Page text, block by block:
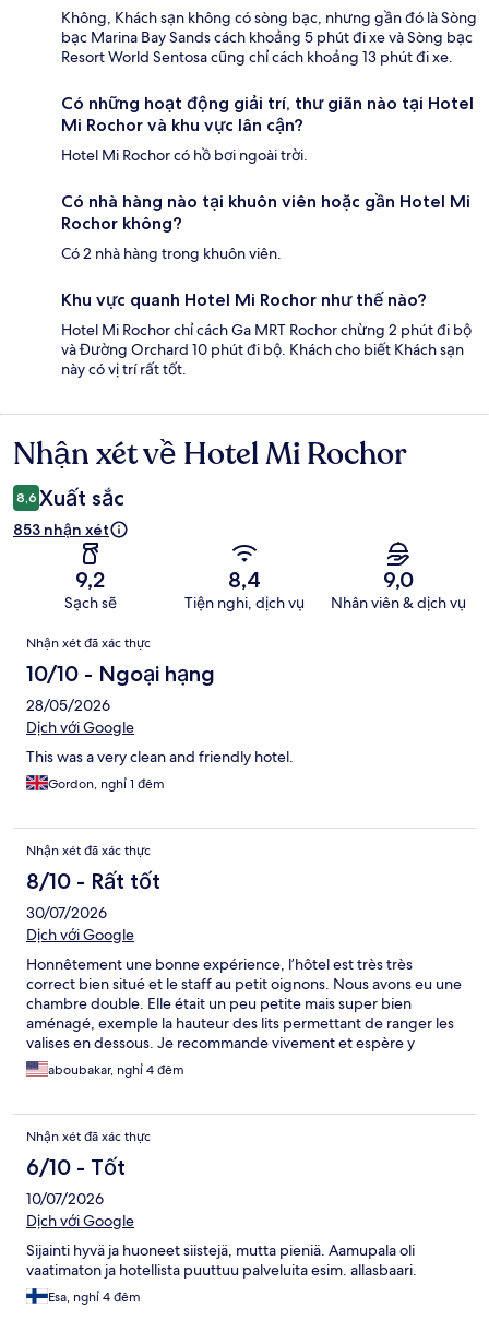
Không, Khách sạn không có sòng bạc, nhưng gần đó là Sòng
bạc Marina Bay Sands cách khoảng 5 phút đi xe và Sòng bạc
Resort World Sentosa cũng chỉ cách khoảng 13 phút đi xe.
Có những hoạt động giải trí, thư giãn nào tại Hotel
Mi Rochor và khu vực lân cận?
Hotel Mi Rochor có hồ bơi ngoài trời.
Có nhà hàng nào tại khuôn viên hoặc gần Hotel Mi
Rochor không?
Có 2 nhà hàng trong khuôn viên.
Khu vực quanh Hotel Mi Rochor như thế nào?
Hotel Mi Rochor chỉ cách Ga MRT Rochor chừng 2 phút đi bộ
và Đường Orchard 10 phút đi bộ. Khách cho biết Khách sạn
này có vị trí rất tốt.
Nhận
xét
Nhận xét về Hotel Mi Rochor
8,6 Xuất sắc
853 nhận xét
9,2
Sạch sẽ
8,4
Tiện nghi, dịch vụ
9,0
Nhân viên & dịch vụ
Nhận
xét
Nhận xét đã xác thực
10/10 - Ngoại hạng
28/05/2026
Dịch với Google
This was a very clean and friendly hotel.
Gordon, nghỉ 1 đêm
Nhận xét đã xác thực
8/10 - Rất tốt
30/07/2026
Dịch với Google
Honnêtement une bonne expérience, l’hôtel est très très
correct bien situé et le staff au petit oignons. Nous avons eu une
chambre double. Elle était un peu petite mais super bien
aménagé, exemple la hauteur des lits permettant de ranger les
valises en dessous. Je recommande vivement et espère y
retourner un jour.
aboubakar, nghỉ 4 đêm
Nhận xét đã xác thực
6/10 - Tốt
10/07/2026
Dịch với Google
Sijainti hyvä ja huoneet siistejä, mutta pieniä. Aamupala oli
vaatimaton ja hotellista puuttuu palveluita esim. allasbaari.
Esa, nghỉ 4 đêm